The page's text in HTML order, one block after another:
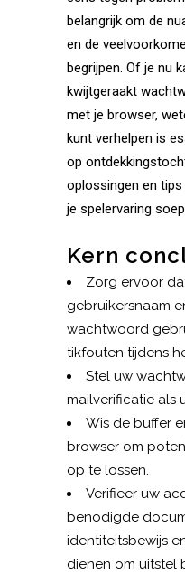
belangrijk om de
en de
begrijpen. Of je nu
kwijtgeraakt
met je browser,
kunt verhelpen is
op
oplossingen en
je spelervaring
Kern
Zorg ervoor
gebruikersnaam
wachtwoord
tikfouten tijdens
Stel uw
mailverificatie als
Wis de buffer
browser om
op te lossen.
Verifieer uw
benodigde
identiteitsbewijs
dienen om uitstel